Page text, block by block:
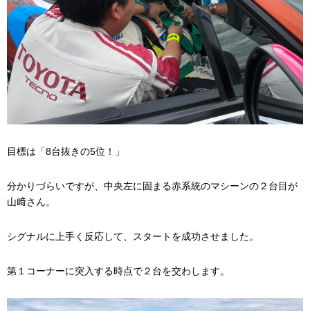
目標は「8台抜きの5位！」
分かりづらいですが、中央左に固まる赤系統のマシーンの２台目が
山﨑さん。
シグナルに上手く反応して、スタートを成功させました。
第１コーナーに突入する時点で２台を交わします。
動